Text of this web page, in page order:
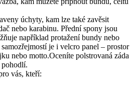
úchyty, kam lze také zavěsit
nebo karabinu. Přední spony jsou
například protažení bundy nebo
je i velcro panel – prostor
nebo motto.Oceníte polstrovaná záda
pohodlí.
vás, kteří: